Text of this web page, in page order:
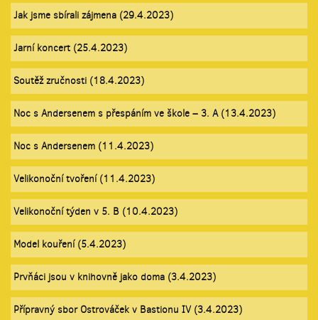
Jak jsme sbírali zájmena (29.4.2023)
Jarní koncert (25.4.2023)
Soutěž zručnosti (18.4.2023)
Noc s Andersenem s přespáním ve škole – 3. A (13.4.2023)
Noc s Andersenem (11.4.2023)
Velikonoční tvoření (11.4.2023)
Velikonoční týden v 5. B (10.4.2023)
Model kouření (5.4.2023)
Prvňáci jsou v knihovně jako doma (3.4.2023)
Přípravný sbor Ostrováček v Bastionu IV (3.4.2023)